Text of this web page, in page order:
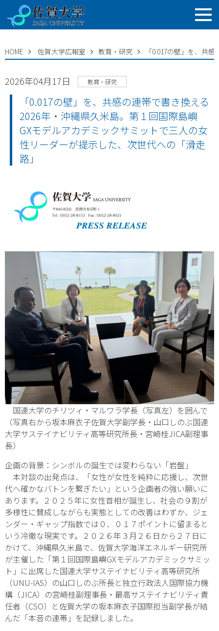
HOME 佐賀大学広報室 教育・研究 「0.017の壁」を、共
2026年04月17日 教育・研究
「0.017の壁」を、共感の連帯で書き換える
2026年・沖縄県久米島。第１回国際島嶼
GXモデルアカデミックサミットで三人の女
性リーダーが提示した、次世代への「滑走
路」
国連大学のチリツィ・マルワラ学長（写真左）を囲んで
（写真右から坂本麻衣子佐賀大学副学長・山口しのぶ国連
大学サステイナビリティ高等研究所長・宮崎桂JICA副理事
長）
企画の背景：シンボルの誕生では変わらない「岩盤」
本対談の出発点は、「女性が女性を純粋に応援し、次世
代へ確かなバトンを繋ぎたい」という企画者の強い願いに
あります。２０２５年に女性首相が誕生し、社会の９割が
多様性に賛成しながらも実態としての改善はわずか、ジェ
ンダー・ギャップ指数では０．０１７ポイントに留まると
いう冷徹な現実です。２０２６年３月２６日から２７日に
かけて、沖縄県久米島で、佐賀大学海洋エネルギー研究所
が主催した「第１回国際島嶼GXモデルアカデミックサミッ
ト」に出席した国連大学サステイナビリティ高等研究所
（UNU-IAS）の山口しのぶ所長と独立行政法人国際協力機
構（JICA）の宮崎桂副理事長・最高サステイナビリティ責
任者（CSO）と佐賀大学の坂本麻衣子国際担当副学長が結
んだ「本音の連帯」を記録しました。